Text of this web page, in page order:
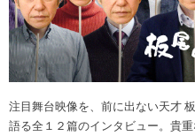
注目舞台映像を、前に出ない天才
語る全１２篇のインタビュー。貴